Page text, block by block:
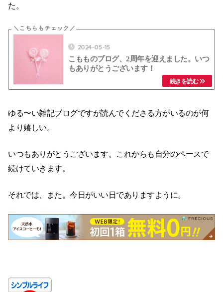
た。
2024-05-15
こもものブログ、2周年を迎えました。いつ
もありがとうございます！
ゆる〜い雑記ブログですが読んでくださる方がいるのが何
より嬉しい。
いつもありがとうございます。これからも自分のペースで
続けていきます。
それでは、また。今日がいい日でありますように。